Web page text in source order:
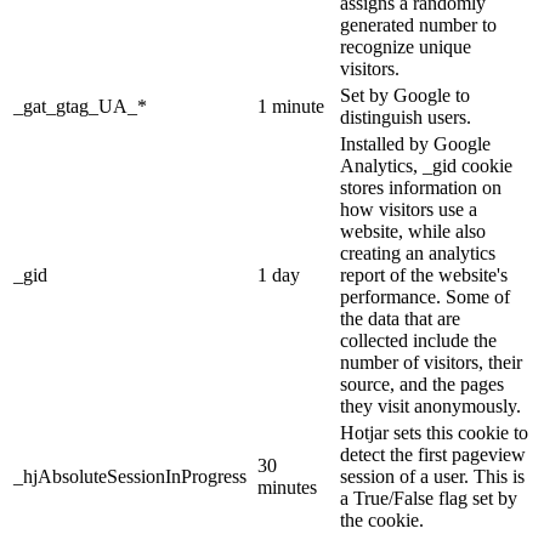
generated number to
recognize unique
visitors.
_gat_gtag_UA_*
1 minute
Set by Google to
distinguish users.
_gid 1 day
Installed by Google
Analytics, _gid cookie
stores information on
how visitors use a
website, while also
creating an analytics
report of the website's
performance. Some of
the data that are
collected include the
number of visitors, their
source, and the pages
they visit anonymously.
_hjAbsoluteSessionInProgress
30
minutes
Hotjar sets this cookie to
detect the first pageview
session of a user. This is
a True/False flag set by
the cookie.